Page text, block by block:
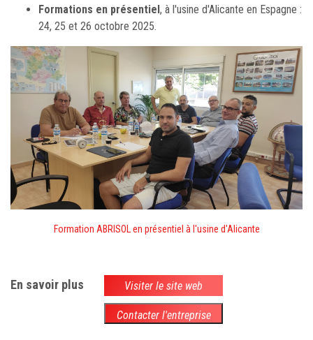
Formations en présentiel, à l'usine d'Alicante en Espagne :
24, 25 et 26 octobre 2025.
Formation ABRISOL en présentiel à l'usine d'Alicante
En savoir plus Visiter le site web
Contacter l'entreprise